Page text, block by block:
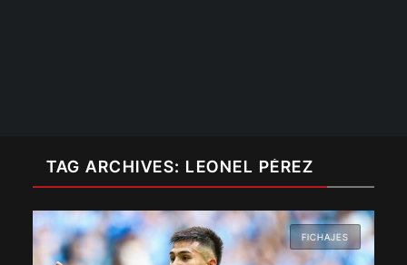
TAG ARCHIVES: LEONEL PÉREZ
FICHAJES